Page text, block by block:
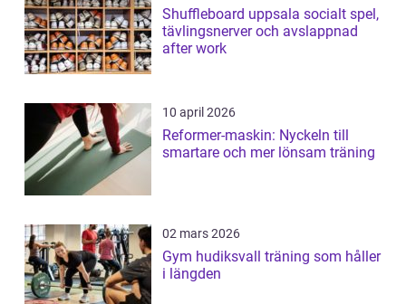
Shuffleboard uppsala socialt spel,
tävlingsnerver och avslappnad
after work
10 april 2026
Reformer-maskin: Nyckeln till
smartare och mer lönsam träning
02 mars 2026
Gym hudiksvall träning som håller
i längden